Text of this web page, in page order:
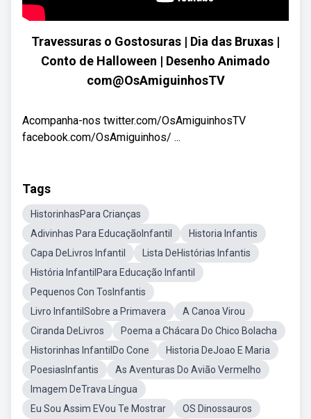
Travessuras o Gostosuras | Dia das Bruxas |
Conto de Halloween | Desenho Animado
com@OsAmiguinhosTV
Acompanha-nos twitter.com/OsAmiguinhosTV
facebook.com/OsAmiguinhos/ ...
Tags
HistorinhasPara Crianças
Adivinhas Para EducaçãoInfantil
Historia Infantis
Capa DeLivros Infantil
Lista DeHistórias Infantis
História InfantilPara Educação Infantil
Pequenos Con TosInfantis
Livro InfantilSobre a Primavera
A Canoa Virou
Ciranda DeLivros
Poema a Chácara Do Chico Bolacha
Historinhas InfantilDo Cone
Historia DeJoao E Maria
PoesiasInfantis
As Aventuras Do Avião Vermelho
Imagem DeTrava Língua
Eu Sou Assim EVou Te Mostrar
OS Dinossauros